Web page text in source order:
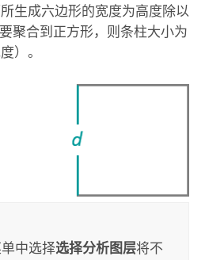
生成六边形的宽度为高度除以
聚合到正方形，则条柱大小为
）。
中选择选择分析图层将不